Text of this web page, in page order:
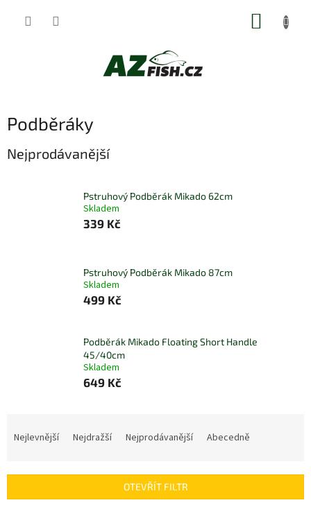
Podběráky
Nejprodávanější
Pstruhový Podběrák Mikado 62cm
Skladem
339 Kč
Pstruhový Podběrák Mikado 87cm
Skladem
499 Kč
Podběrák Mikado Floating Short Handle
45/40cm
Skladem
649 Kč
í
Nejlevnější Nejdražší Nejprodávanější Abecedně
OTEVŘÍT FILTR